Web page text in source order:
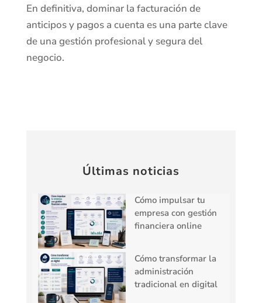
En definitiva, dominar la facturación de
anticipos y pagos a cuenta es una parte clave
de una gestión profesional y segura del
negocio.
Últimas noticias
Cómo impulsar tu
empresa con gestión
financiera online
Cómo transformar la
administración
tradicional en digital